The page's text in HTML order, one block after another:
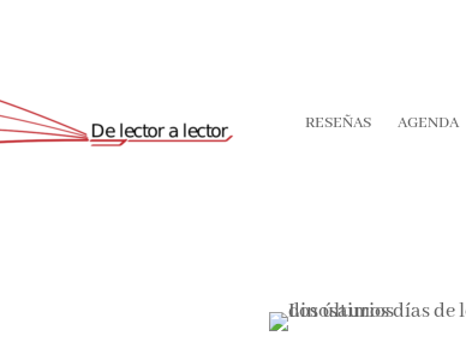
RESEÑAS AGENDA